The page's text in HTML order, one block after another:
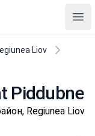
Liov
Piddubne
Regiunea Liov